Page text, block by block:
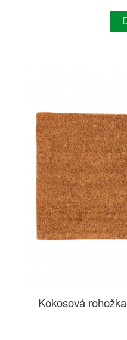
Kokosová